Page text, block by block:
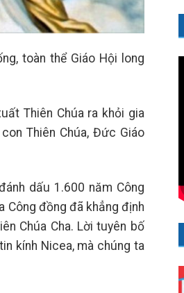
toàn thể Giáo Hội long
Thiên Chúa ra khỏi gia
Thiên Chúa, Đức Giáo
dấu 1.600 năm Công
Công đồng đã khẳng định
Chúa Cha. Lời tuyên bố
kính Nicea, mà chúng ta